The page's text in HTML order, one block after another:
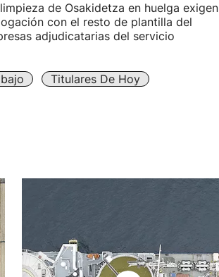
de Osakidetza en huelga exigen
con el resto de plantilla del
adjudicatarias del servicio
Titulares De Hoy